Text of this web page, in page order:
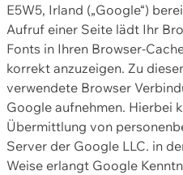
E5W5, Irland („Google“)
Aufruf einer Seite lädt Ihr
Fonts in Ihren Browser-
korrekt anzuzeigen. Zu
verwendete Browser
Google aufnehmen. Hierbei
Übermittlung von
Server der Google LLC. in
Weise erlangt Google